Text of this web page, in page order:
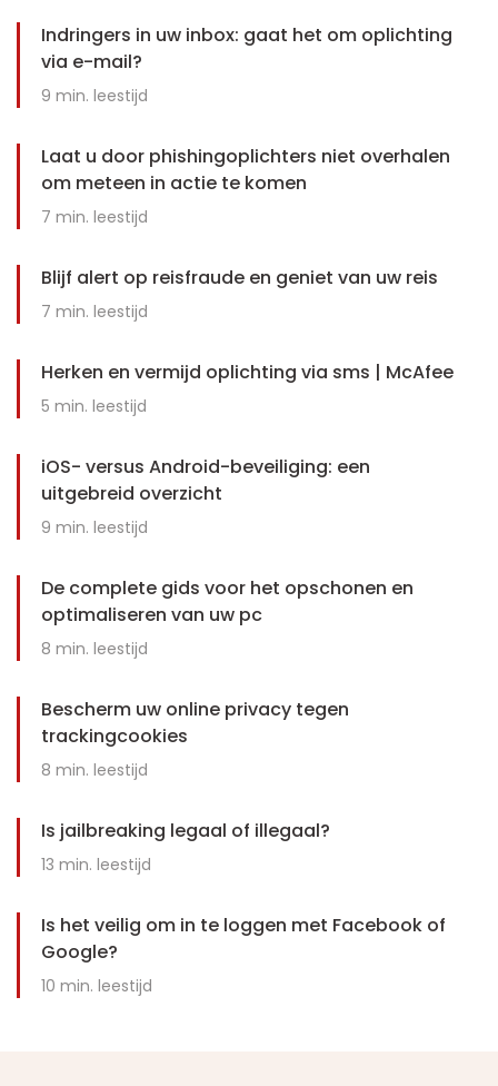
Indringers in uw inbox: gaat het om oplichting
via e-mail?
9 min. leestijd
Laat u door phishingoplichters niet overhalen
om meteen in actie te komen
7 min. leestijd
Blijf alert op reisfraude en geniet van uw reis
7 min. leestijd
Herken en vermijd oplichting via sms | McAfee
5 min. leestijd
iOS- versus Android-beveiliging: een
uitgebreid overzicht
9 min. leestijd
De complete gids voor het opschonen en
optimaliseren van uw pc
8 min. leestijd
Bescherm uw online privacy tegen
trackingcookies
8 min. leestijd
Is jailbreaking legaal of illegaal?
13 min. leestijd
Is het veilig om in te loggen met Facebook of
Google?
10 min. leestijd